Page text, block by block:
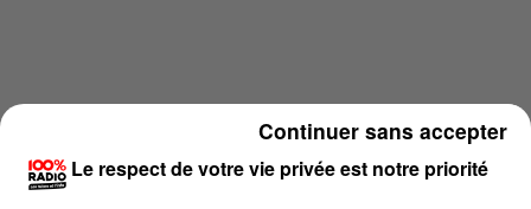
Le respect de votre vie privée est notre priorité
Continuer sans accepter